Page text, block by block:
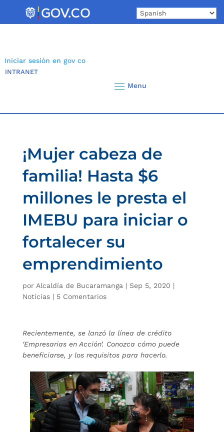
Iniciar sesión en gov co
INTRANET
¡Mujer cabeza de
familia! Hasta $6
millones le presta el
IMEBU para iniciar o
fortalecer su
emprendimiento
por Alcaldía de Bucaramanga | Sep 5, 2020 |
Noticias| 5 Comentarios
Recientemente, se lanzó la línea de crédito
‘Empresarias en Acción’. Conozca cómo puede
beneficiarse, y los requisitos para hacerlo.